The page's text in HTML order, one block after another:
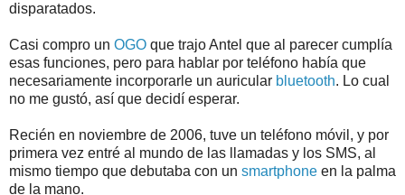
disparatados.
Casi compro un OGO que trajo Antel que al parecer cumplía
esas funciones, pero para hablar por teléfono había que
necesariamente incorporarle un auricular bluetooth. Lo cual
no me gustó, así que decidí esperar.
Recién en noviembre de 2006, tuve un teléfono móvil, y por
primera vez entré al mundo de las llamadas y los SMS, al
mismo tiempo que debutaba con un smartphone en la palma
de la mano.